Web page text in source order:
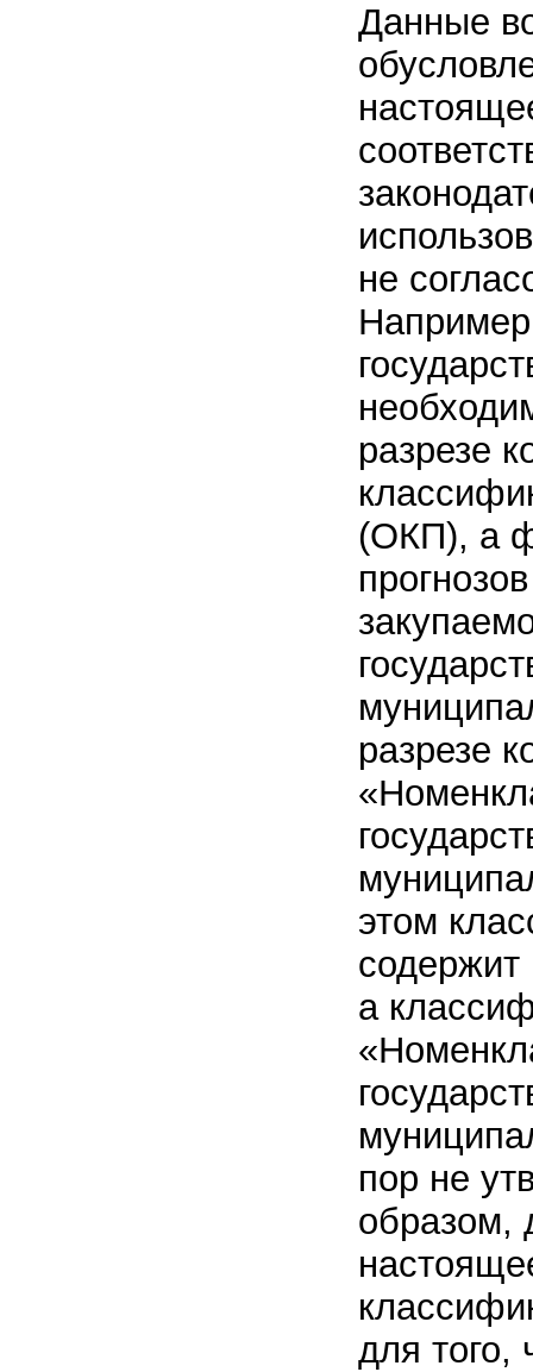
Данные
не
разрезе
(ОКП), а
разрезе
этом
содержит
а
пор не
образом,
для того,